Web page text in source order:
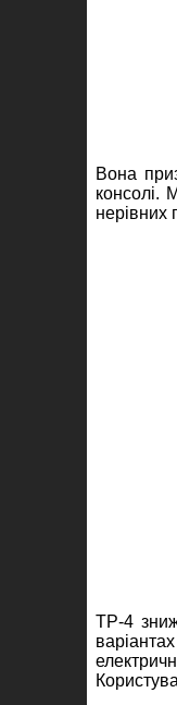
Вона
консолі.
нерівних
TP‑4